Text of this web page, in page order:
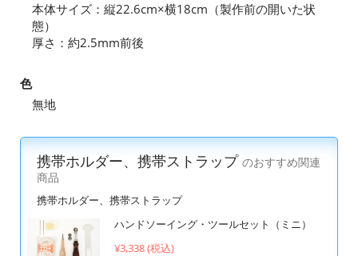
本体サイズ：縦22.6cm×横18cm（製作前の開いた状
態）
厚さ：約2.5mm前後
色
無地
携帯ホルダー、携帯ストラップ のおすすめ関連
商品
携帯ホルダー、携帯ストラップ
ハンドソーイング・ツールセット（ミニ）
¥3,338 (税込)